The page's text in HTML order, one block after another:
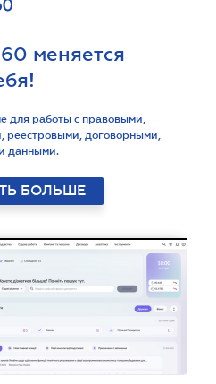
меняется
для работы с правовыми,
реестровыми, договорными,
данными.
БОЛЬШЕ